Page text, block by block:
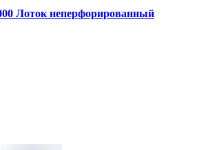
Лоток неперфорированный